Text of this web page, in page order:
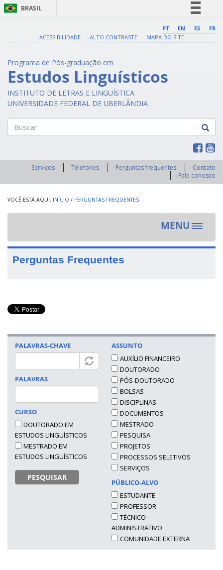
BRASIL
Comunica BR
Acesso à informação
Legislação
PT EN ES
FR
ACESSIBILIDADE
ALTO CONTRASTE MAPA DO SITE
Programa de Pós-graduação em
Estudos Linguísticos
INSTITUTO DE LETRAS E LINGUÍSTICA
UNIVERSIDADE FEDERAL DE UBERLÂNDIA
Serviços Telefones Perguntas frequentes
Contato
Fale conosco
INÍCIO / PERGUNTAS FREQUENTES
MENU
Toggle
Perguntas Frequentes
PALAVRAS-CHAVE
PALAVRAS
CURSO
DOUTORADO EM
ESTUDOS LINGUÍSTICOS
MESTRADO EM
ESTUDOS LINGUÍSTICOS
PESQUISAR
ASSUNTO
AUXÍLIO FINANCEIRO
DOUTORADO
PÓS-DOUTORADO
BOLSAS
DISCIPLINAS
DOCUMENTOS
MESTRADO
PESQUISA
PROJETOS
PROCESSOS SELETIVOS
SERVIÇOS
PÚBLICO-ALVO
ESTUDANTE
PROFESSOR
TÉCNICO-
ADMINISTRATIVO
COMUNIDADE EXTERNA